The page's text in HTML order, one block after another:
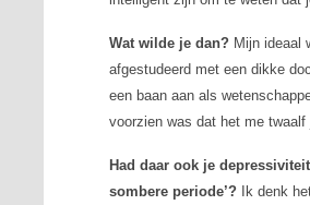
Wat wilde je dan? Mijn ideaal
afgestudeerd met een dikke
een baan aan als
voorzien was dat het me
Had daar ook je
sombere periode’?
Ik denk